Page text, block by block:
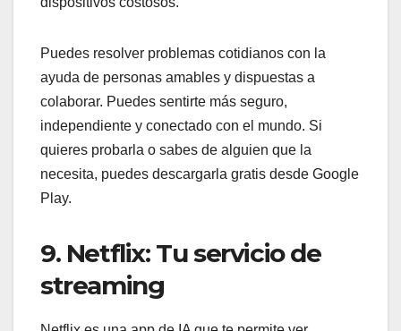
Puedes resolver problemas cotidianos con la
ayuda de personas amables y dispuestas a
colaborar. Puedes sentirte más seguro,
independiente y conectado con el mundo. Si
quieres probarla o sabes de alguien que la
necesita, puedes descargarla gratis desde Google
Play.
9. Netflix: Tu servicio de
streaming